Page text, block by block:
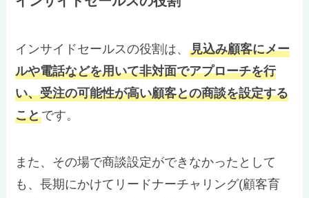
インサイドセールスの役割は、見込み顧客にメー
ルや電話などを用いて非対面でアプローチを行
い、受注の可能性が高い顧客との商談を設定する
ことです。
また、その場で商談設定ができなかったとして
も、長期にかけてリードナーチャリング(顧客育